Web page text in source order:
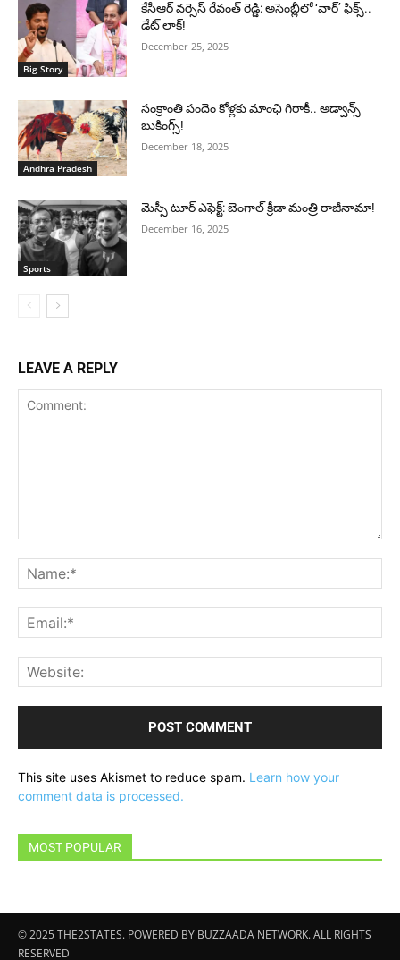
Big Story
కేసీఆర్ వర్సెస్ రేవంత్ రెడ్డి: అసెంబ్లీలో ‘వార్’ ఫిక్స్..
డేట్ లాక్!
December 25, 2025
Andhra Pradesh
సంక్రాంతి పందెం కోళ్లకు మాంఛి గిరాకీ.. అడ్వాన్స్
బుకింగ్స్!
December 18, 2025
Sports
మెస్సీ టూర్ ఎఫెక్ట్: బెంగాల్ క్రీడా మంత్రి రాజీనామా!
December 16, 2025
LEAVE A REPLY
This site uses Akismet to reduce spam. Learn how your
comment data is processed.
MOST POPULAR
© 2025 THE2STATES. POWERED BY BUZZAADA NETWORK. ALL RIGHTS
RESERVED